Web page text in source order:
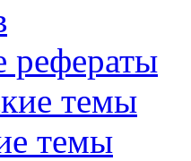
рефераты
темы
темы